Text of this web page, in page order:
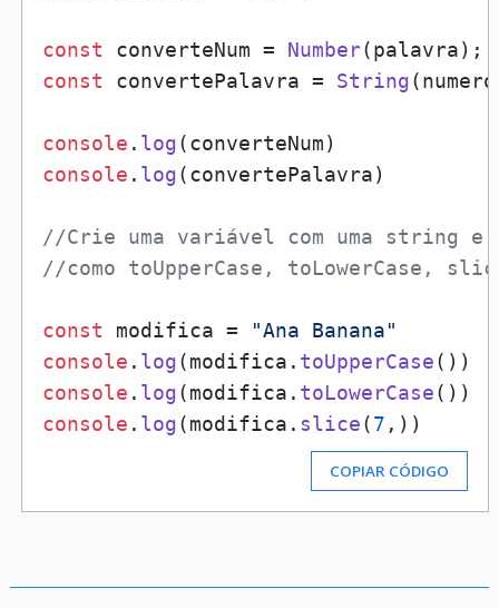
const converteNum = Number
const convertePalavra = String
console . log
console . log(convertePalavra)
//Crie uma variável com uma string
//como toUpperCase,
const modifica =
"Ana Banana"
console . log(modifica. toUpperCase
console . log(modifica. toLowerCase
console . log(modifica. slice(7
COPIAR CÓDIGO